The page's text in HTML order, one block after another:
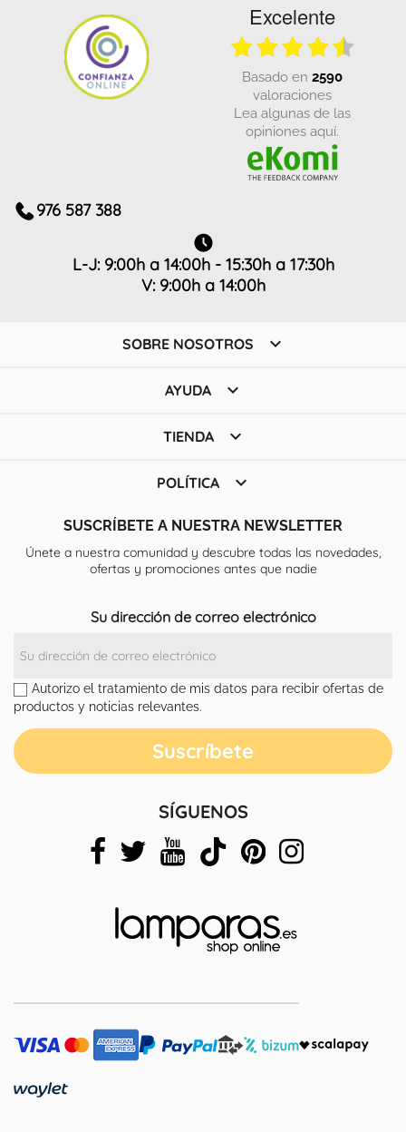
Excelente
basado en 2590
valoraciones
Lea algunas de las
opiniones aquí.
976 587 388
L-J: 9:00h a 14:00h - 15:30h a 17:30h
V: 9:00h a 14:00h
SOBRE NOSOTROS 
AYUDA 
TIENDA 
POLÍTICA 
SUSCRÍBETE A NUESTRA NEWSLETTER
Únete a nuestra comunidad y descubre todas las novedades,
ofertas y promociones antes que nadie
Su dirección de correo electrónico
Autorizo el tratamiento de mis datos para recibir ofertas de
productos y noticias relevantes.
SÍGUENOS